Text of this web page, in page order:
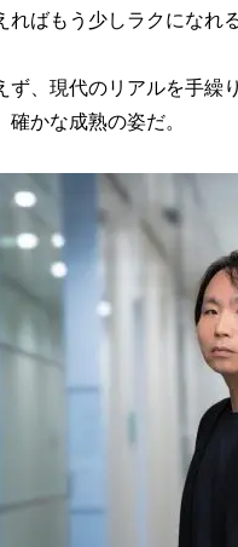
ばもう少しラクになれ
、現代のリアルを手繰
かな成熟の姿だ。